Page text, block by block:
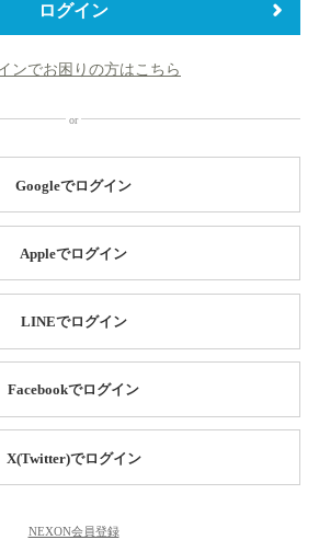
ログイン
ンでお困りの方はこちら
Googleでログイン
Appleでログイン
LINEでログイン
Facebookでログイン
X(Twitter)でログイン
NEXON会員登録